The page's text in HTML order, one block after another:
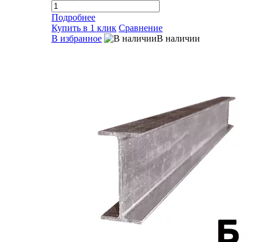
Подробнее
Купить в 1 клик Сравнение
В избранное
В наличии